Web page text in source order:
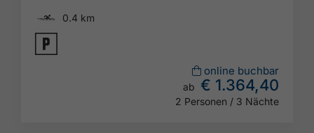
🅐 0.4 km
🐈
online buchbar
ab € 1.364,40
2 Personen / 3 Nächte